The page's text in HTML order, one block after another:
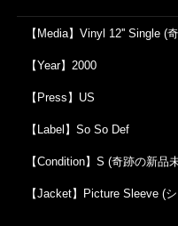
【Media】Vinyl 12'' Single (
【Year】2000
【Press】US
【Label】So So Def
【Condition】S (奇跡の新品
【Jacket】Picture Sleeve (